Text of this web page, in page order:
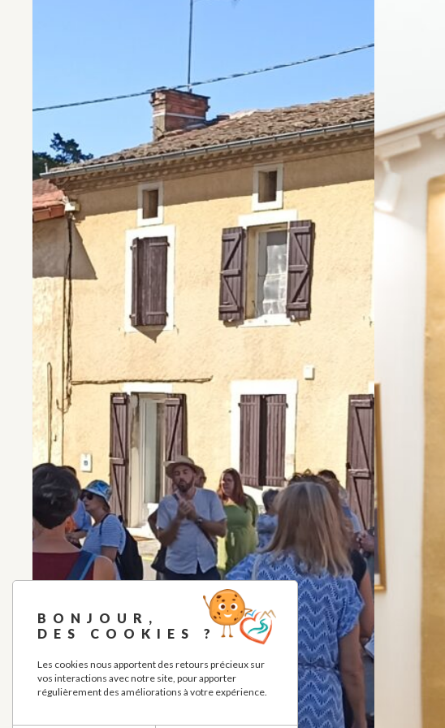
BONJOUR,
DES COOKIES ?
Les cookies nous apportent des retours précieux sur
vos interactions avec notre site, pour apporter
régulièrement des améliorations à votre expérience.